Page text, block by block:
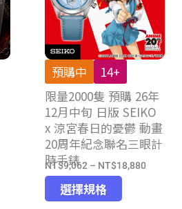
可
在
產
品
面
選
擇
選
項
預購中
14+
限量2000隻 預購 26年
12月中旬 日版 SEIKO
x 涼宮春日的憂鬱 動畫
20周年紀念聯名三眼計
時手錶
NT$9,062 – NT$18,880價
選擇規格
產